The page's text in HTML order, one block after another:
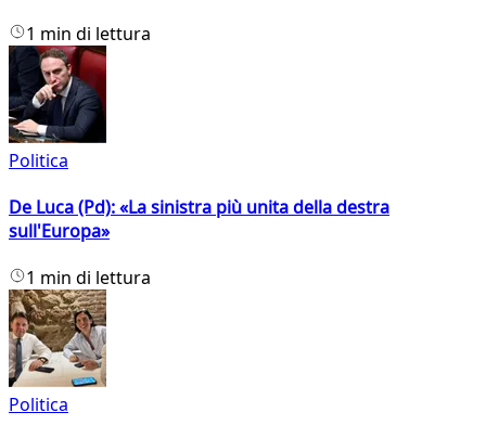
1 min di lettura
Politica
De Luca (Pd): «La sinistra più unita della destra
sull'Europa»
1 min di lettura
Politica